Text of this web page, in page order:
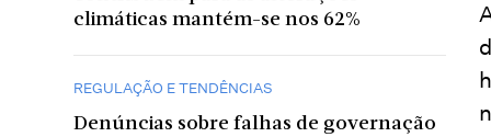
climáticas mantém-se nos 62%
REGULAÇÃO E TENDÊNCIAS
Denúncias sobre falhas de governação